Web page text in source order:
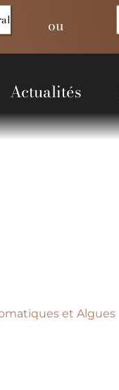
ou
Actualités
et Algues